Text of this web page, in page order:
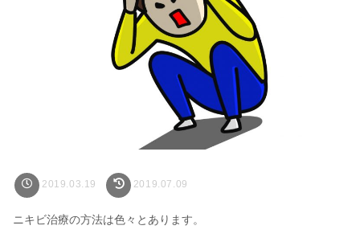
2019.03.19 2019.07.09
ニキビ治療の方法は色々とあります。